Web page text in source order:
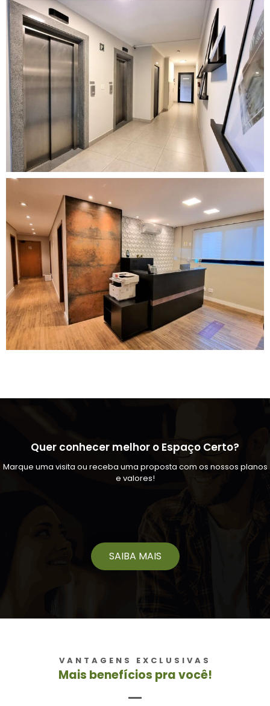
Quer conhecer melhor o Espaço Certo?
Marque uma visita ou receba uma proposta com os nossos planos
e valores!
SAIBA MAIS
VANTAGENS EXCLUSIVAS
Mais benefícios pra você!